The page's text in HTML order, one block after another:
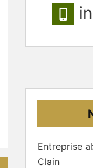
Entreprise
Clain